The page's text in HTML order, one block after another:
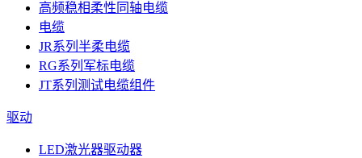
高频稳相柔性同轴电缆
电缆
JR系列半柔电缆
RG系列军标电缆
JT系列测试电缆组件
驱动
LED激光器驱动器